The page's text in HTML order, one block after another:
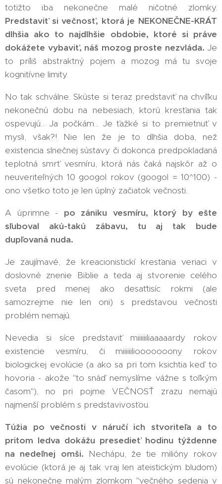
totižto iba nekonečne malé ničotné zlomky.
Predstaviť si večnosť, ktorá je NEKONEČNE-KRÁT
dlhšia ako to najdlhšie obdobie, ktoré si práve
dokážete vybaviť, náš mozog proste nezvláda. Je
to príliš abstraktný pojem a mozog má tu svoje
kognitívne limity.
No tak schválne. Skúste si teraz predstaviť na chvíľku
nekonečnú dobu na nebesiach, ktorú kresťania tak
ospevujú... Ja počkám... Je ťažké si to premietnuť v
mysli, však?! Nie len že je to dlhšia doba, než
existencia slnečnej sústavy či dokonca predpokladaná
teplotná smrť vesmíru, ktorá nás čaká najskôr až o
neuveriteľných 10 googol rokov (googol = 10^100) -
ono všetko toto je len úplný začiatok večnosti.
A úprimne - po zániku vesmíru, ktorý by ešte
sľuboval akú-takú zábavu, tu aj tak bude
dupľovaná nuda.
Je zaujímavé, že kreacionistickí kresťania veriaci v
doslovné znenie Biblie a teda aj stvorenie celého
sveta pred menej ako desaťtisíc rokmi (ale
samozrejme nie len oni) s predstavou večnosti
problém nemajú.
Nevedia si síce predstaviť miiiiiiliaaaaardy rokov
existencie vesmíru, či miiiiiiliooooooony rokov
biologickej evolúcie (a ako sa pri tom ksichtia keď to
hovoria - akože "to snáď nemyslíme vážne s toľkým
časom"), no pri pojme VEČNOSŤ zrazu nemajú
najmenší problém s predstavivosťou.
Túžia po večnosti v náručí ich stvoriteľa a to
pritom ledva dokážu presedieť hodinu týždenne
na nedeľnej omši. Nechápu, že tie milióny rokov
evolúcie (ktorá je aj tak vraj len ateistickým bludom)
sú nekonečne malým zlomkom "večného sedenia v